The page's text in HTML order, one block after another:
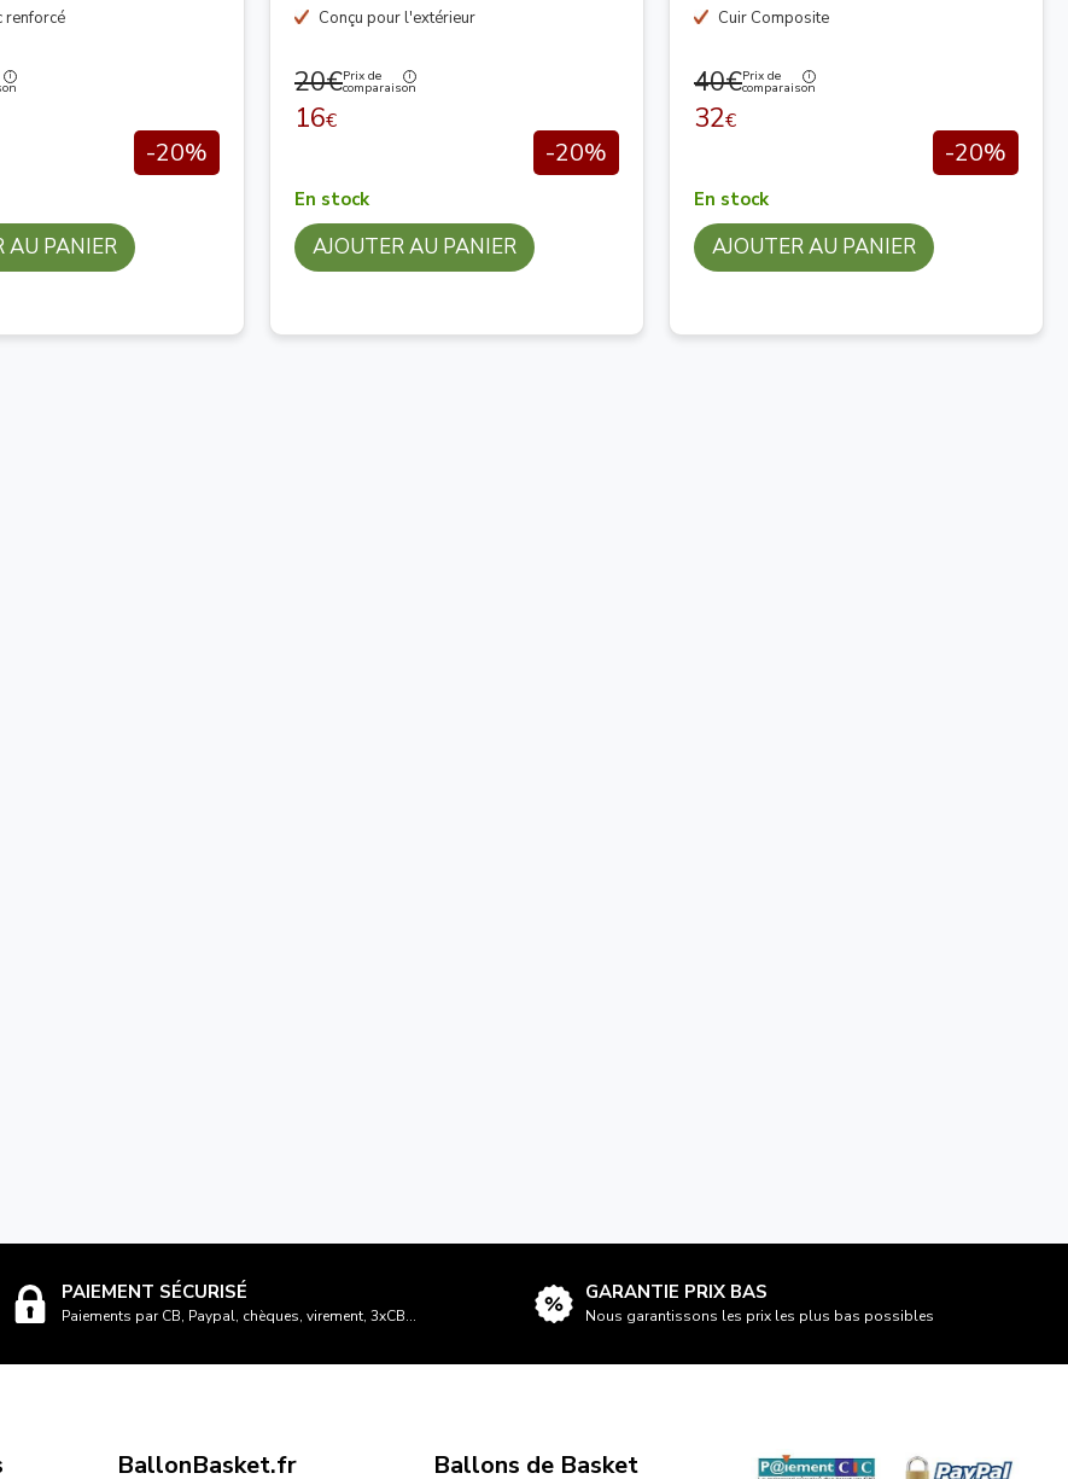
renforcé
-20%
AU PANIER
Conçu pour l'extérieur
20€Prix de
comparaison
16€
-20%
En stock
AJOUTER AU PANIER
Cuir Composite
40€Prix de
comparaison
32€
-20%
En stock
AJOUTER AU PANIER
PAIEMENT SÉCURISÉ
Paiements par CB, Paypal, chèques, virement, 3xCB...
GARANTIE PRIX BAS
Nous garantissons les prix les plus bas possibles
BallonBasket.fr Ballons de Basket